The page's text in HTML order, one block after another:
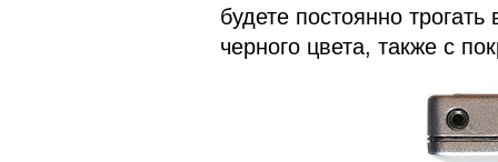
будете постоянно
черного цвета, также с